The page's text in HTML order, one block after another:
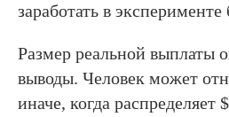
заработать в
Размер реальной выплаты
выводы. Человек может
иначе, когда распределяет